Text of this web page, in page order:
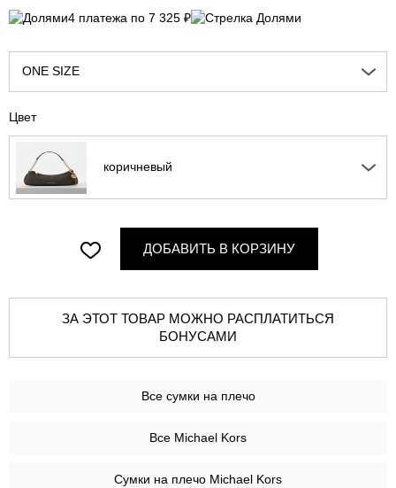
4 платежа по 7 325 ₽
ONE SIZE
Цвет
коричневый
ДОБАВИТЬ В КОРЗИНУ
ЗА ЭТОТ ТОВАР МОЖНО РАСПЛАТИТЬСЯ
БОНУСАМИ
Все сумки на плечо
Все Michael Kors
Сумки на плечо Michael Kors